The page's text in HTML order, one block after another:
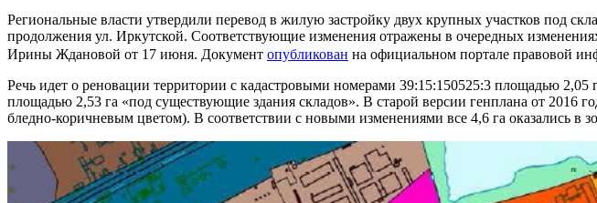
Региональные власти утвердили перевод в жилую застройку двух крупных участков под
продолжения ул. Иркутской. Соответствующие изменения отражены в очередных
Ирины Ждановой от 17 июня. Документ опубликован на официальном портале правовой
Речь идет о реновации территории с кадастровыми номерами 39:15:150525:3 площадью
площадью 2,53 га «под существующие здания складов». В старой версии генплана от 2016
бледно-коричневым цветом). В соответствии с новыми изменениями все 4,6 га оказались в